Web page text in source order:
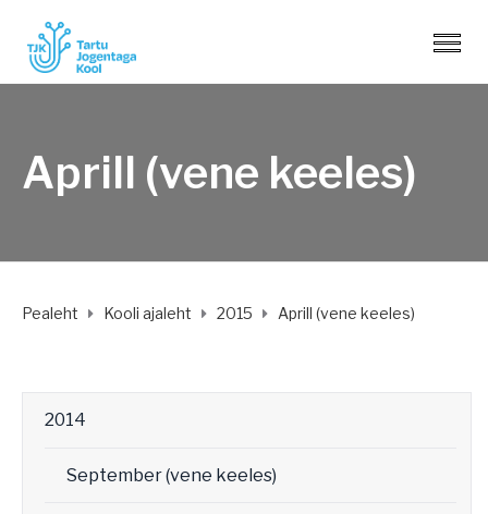
Aprill (vene keeles)
Pealeht Kooli ajaleht 2015 Aprill (vene keeles)
2014
September (vene keeles)